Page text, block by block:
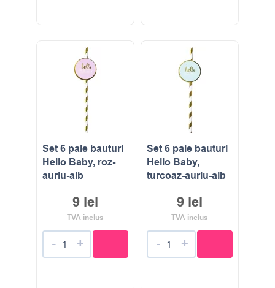
Set 6 paie bauturi
Hello Baby, roz-
auriu-alb
9 lei
TVA inclus
- +
Set 6 paie bauturi
Hello Baby,
turcoaz-auriu-alb
9 lei
TVA inclus
- +